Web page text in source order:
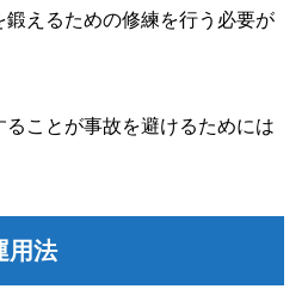
えるための修練を行う必要が
ことが事故を避けるためには
用法